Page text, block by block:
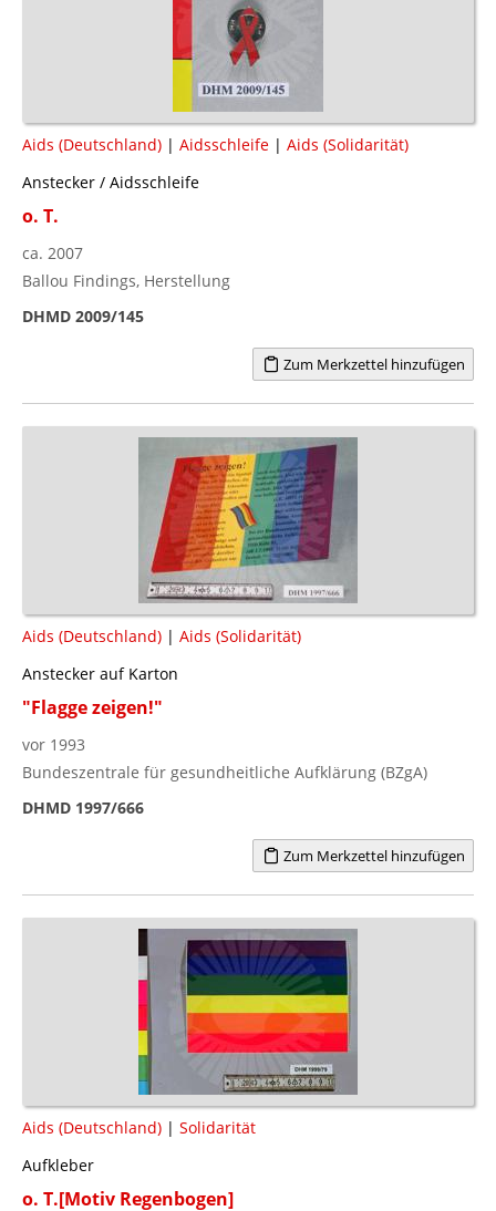
Aids (Deutschland) | Aidsschleife | Aids (Solidarität)
Anstecker / Aidsschleife
o. T.
ca. 2007
Ballou Findings, Herstellung
DHMD 2009/145
Zum Merkzettel hinzufügen
Aids (Deutschland) | Aids (Solidarität)
Anstecker auf Karton
"Flagge zeigen!"
vor 1993
Bundeszentrale für gesundheitliche Aufklärung (BZgA)
DHMD 1997/666
Zum Merkzettel hinzufügen
Aids (Deutschland) | Solidarität
Aufkleber
o. T.[Motiv Regenbogen]